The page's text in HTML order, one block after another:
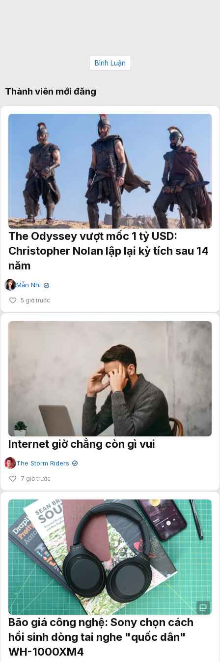
Bình Luận
Thành viên mới đăng
The Odyssey vượt mốc 1 tỷ USD:
Christopher Nolan lập lại kỳ tích sau 14
năm
Mẫn Nhi ✔
5 giờ trước
Internet giờ chẳng còn gì vui
The Storm Riders ✔
7 giờ trước
Bão giá công nghệ: Sony chọn cách
hồi sinh dòng tai nghe "quốc dân"
WH-1000XM4